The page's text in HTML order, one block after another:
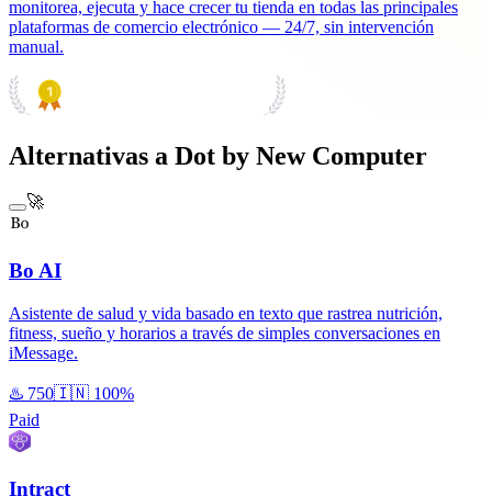
monitorea, ejecuta y hace crecer tu tienda en todas las principales
plataformas de comercio electrónico — 24/7, sin intervención
manual.
Alternativas a Dot by New Computer
🚀
Bo AI
Asistente de salud y vida basado en texto que rastrea nutrición,
fitness, sueño y horarios a través de simples conversaciones en
iMessage.
♨️ 750🇮🇳 100%
Paid
Intract